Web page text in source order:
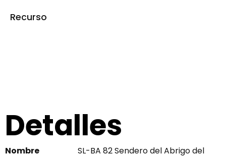
Recurso
Detalles
Nombre
SL-BA 82 Sendero del Abrigo del